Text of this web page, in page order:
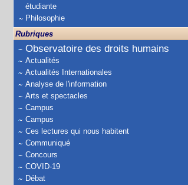
étudiante
Philosophie
Rubriques
Observatoire des droits humains
Actualités
Actualités Internationales
Analyse de l'information
Arts et spectacles
Campus
Campus
Ces lectures qui nous habitent
Communiqué
Concours
COVID-19
Débat